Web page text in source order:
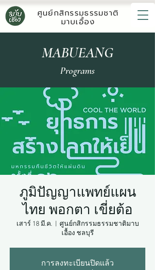
ศูนย์กสิกรรมธรรมชาติ
มาบเอื้อง
MABUEANG
Programs
ภูมิปัญญาแพทย์แผน
ไทย พอกตา เขี่ยต้อ
เสาร์ 18 มี.ค.
ศูนย์กสิกรรมธรรมชาติมาบ
เอื้อง ชลบุรี
การลงทะเบียนปิดแล้ว